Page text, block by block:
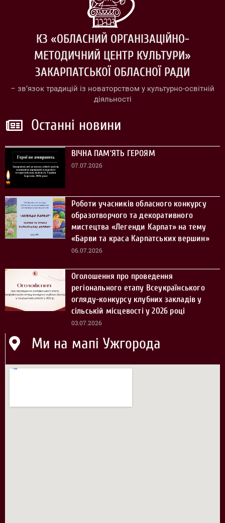
КЗ «ОБЛАСНИЙ ОРГАНІЗАЦІЙНО-
МЕТОДИЧНИЙ ЦЕНТР КУЛЬТУРИ»
ЗАКАРПАТСЬКОЇ ОБЛАСНОЇ РАДИ
– зв’язок традицій із новаторством у культурно-освітній
діяльності
Останні новини
ВІЧНА ПАМ’ЯТЬ ГЕРОЯМ
07.07.2026
Роботи учасників обласного конкурсу
образотворчого та декоративного
мистецтва «Легенди Карпат» на тему
«Барви та краса Карпатських вершин»
06.07.2026
Оголошення про проведення
регіонального етапу Всеукраїнського
огляду-конкурсу клубних закладів у
сільській місцевості у 2026 році
03.07.2026
Ми на мапі Ужгорода